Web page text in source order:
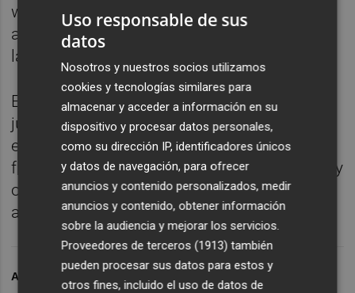
web www.cultura.cartagena.es (el plazo se
abrirá el próximo martes 26 de mayo, a
las 9:00 horas).
El recinto incorporará además una zona de
juegos tradicionales de madera, pensada
especialmente para el público infantil y
familiar, creando un espacio de convivencia y
ocio al aire libre dentro del ambiente folk y
artesanal que caracteriza al festival.
ARCHIVADO EN
Uso responsable de sus
datos
Nosotros y nuestros socios utilizamos
cookies y tecnologías similares para
almacenar y acceder a información en su
dispositivo y procesar datos personales,
como su dirección IP, identificadores únicos
y datos de navegación, para ofrecer
anuncios y contenido personalizados, medir
anuncios y contenido, obtener información
sobre la audiencia y mejorar los servicios.
Proveedores de terceros (1913) también
pueden procesar sus datos para estos y
otros fines, incluido el uso de datos de